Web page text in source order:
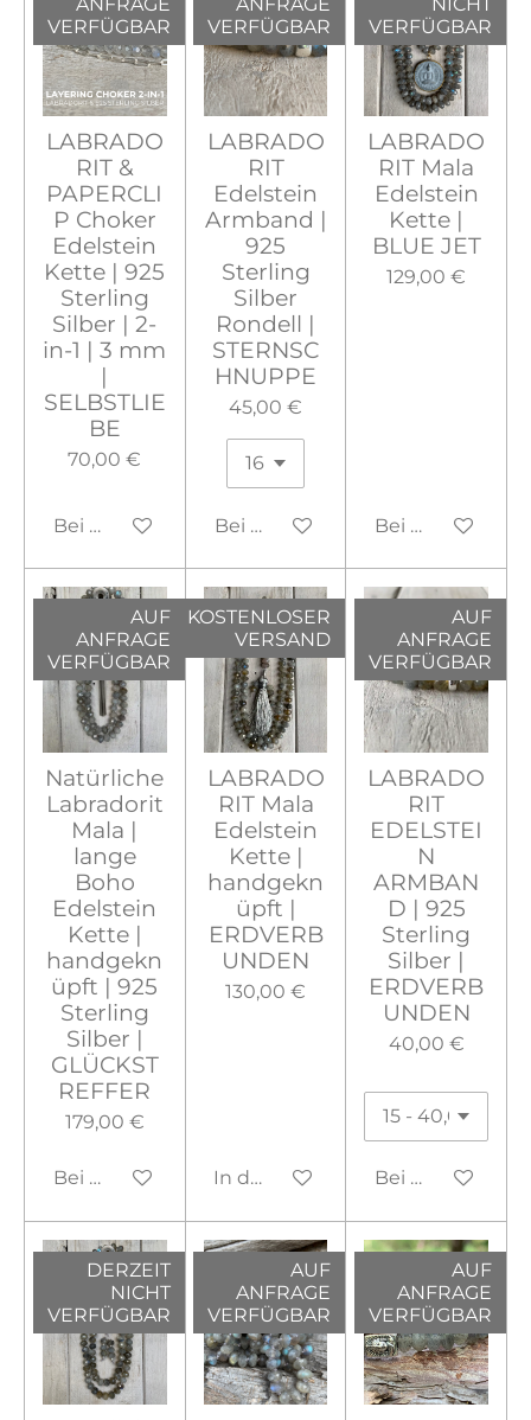
VERFÜGBAR
LABRADO
RIT &
PAPERCLI
P Choker
Edelstein
Kette | 925
Sterling
Silber | 2-
in-1 | 3 mm
|
SELBSTLIE
BE
70,00 €
Bei Verfügbarkeit benachrichtigen
VERFÜGBAR
LABRADO
RIT
Edelstein
Armband |
925
Sterling
Silber
Rondell |
STERNSC
HNUPPE
45,00 €
Bei Verfügbarkeit
VERFÜGBAR
LABRADO
RIT Mala
Edelstein
Kette |
BLUE JET
129,00 €
Bei
AUF
ANFRAGE
VERFÜGBAR
Natürliche
Labradorit
Mala |
lange
Boho
Edelstein
Kette |
handgekn
üpft | 925
Sterling
Silber |
GLÜCKST
REFFER
179,00 €
Bei Verfügbarkeit benachrichtigen
KOSTENLOSER
VERSAND
LABRADO
RIT Mala
Edelstein
Kette |
handgekn
üpft |
ERDVERB
UNDEN
130,00 €
In den Warenkorb
AUF
ANFRAGE
VERFÜGBAR
LABRADO
RIT
EDELSTEI
N
ARMBAN
D | 925
Sterling
Silber |
ERDVERB
UNDEN
40,00 €
Bei
DERZEIT
NICHT
VERFÜGBAR
AUF
ANFRAGE
VERFÜGBAR
AUF
ANFRAGE
VERFÜGBAR